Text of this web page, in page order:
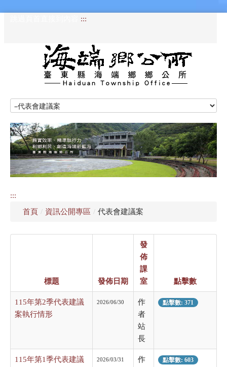
:::
HOME
訊息專區
認識海端
公所介紹
:::
首頁 / 資訊公開專區 / 代表會建議案
標題 發佈日期
發
佈
課
室
點擊數
115年第2季代表建議
案執行情形
2026/06/30
作
者
站
長
點擊數: 371
115年第1季代表建議
2026/03/31
作
點擊數: 603